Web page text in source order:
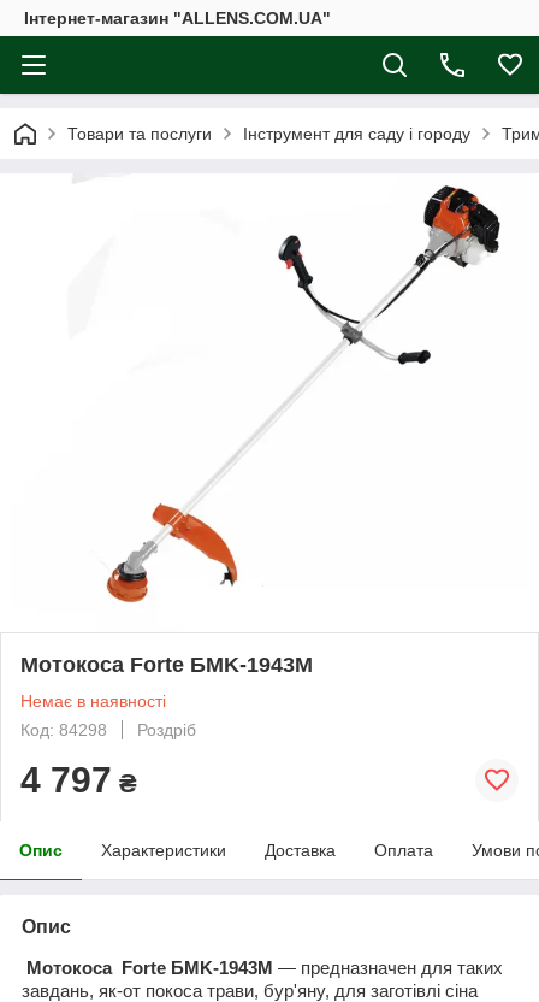
Інтернет-магазин "ALLENS.COM.UA"
Товари та послуги Інструмент для саду і городу
Мотокоса Forte БMK-1943М
Немає в наявності
Код: 84298
Роздріб
4 797 ₴
Опис Характеристики Доставка Оплата Умови
Опис
Мотокоса Forte БMK-1943М ― предназначен для таких
завдань, як-от покоса трави, бур'яну, для заготівлі сіна